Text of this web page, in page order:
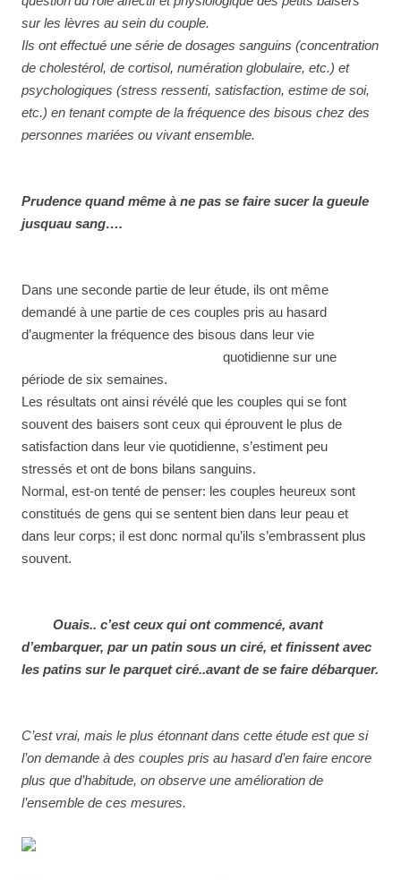
sur les lèvres au sein du couple.
Ils ont effectué une série de dosages sanguins (concentration
de cholestérol, de cortisol, numération globulaire, etc.) et
psychologiques (stress ressenti, satisfaction, estime de soi,
etc.) en tenant compte de la fréquence des bisous chez des
personnes mariées ou vivant ensemble.
Prudence quand même à ne pas se faire sucer la gueule
jusquau sang….
Dans une seconde partie de leur étude, ils ont même
demandé à une partie de ces couples pris au hasard
d’augmenter la fréquence des bisous dans leur vie
quotidienne sur une
période de six semaines.
Les résultats ont ainsi révélé que les couples qui se font
souvent des baisers sont ceux qui éprouvent le plus de
satisfaction dans leur vie quotidienne, s’estiment peu
stressés et ont de bons bilans sanguins.
Normal, est-on tenté de penser: les couples heureux sont
constitués de gens qui se sentent bien dans leur peau et
dans leur corps; il est donc normal qu’ils s’embrassent plus
souvent.
Ouais.. c’est ceux qui ont commencé, avant
d’embarquer, par un patin sous un ciré, et finissent avec
les patins sur le parquet ciré..avant de se faire débarquer.
C’est vrai, mais le plus étonnant dans cette étude est que si
l’on demande à des couples pris au hasard d’en faire encore
plus que d’habitude, on observe une amélioration de
l’ensemble de ces mesures.